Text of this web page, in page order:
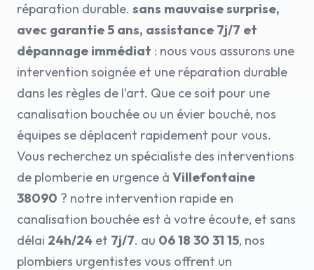
réparation durable. sans mauvaise surprise,
avec garantie 5 ans, assistance 7j/7 et
dépannage immédiat : nous vous assurons une
intervention soignée et une réparation durable
dans les règles de l'art. Que ce soit pour une
canalisation bouchée ou un évier bouché, nos
équipes se déplacent rapidement pour vous.
Vous recherchez un spécialiste des interventions
de plomberie en urgence à Villefontaine
38090 ? notre intervention rapide en
canalisation bouchée est à votre écoute, et sans
délai 24h/24 et 7j/7. au 06 18 30 31 15, nos
plombiers urgentistes vous offrent un